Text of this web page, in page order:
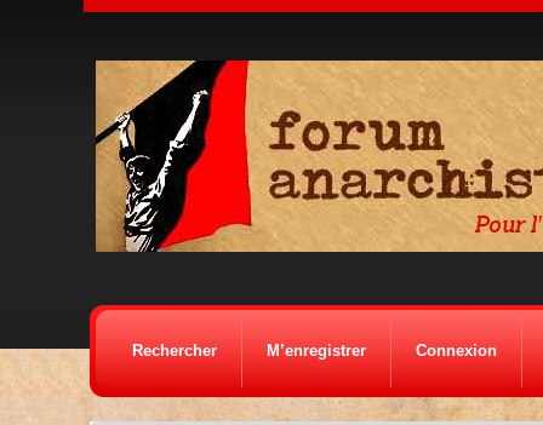
Rechercher M’enregistrer Connexion